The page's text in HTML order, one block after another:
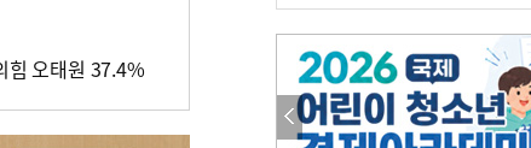
힘 오태원 37.4%
서산 간월암
한 손 뉴스[전체보기]